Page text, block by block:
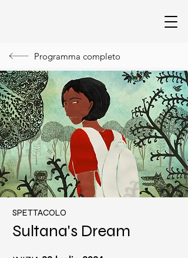
Programma completo
SPETTACOLO
Sultana's Dream